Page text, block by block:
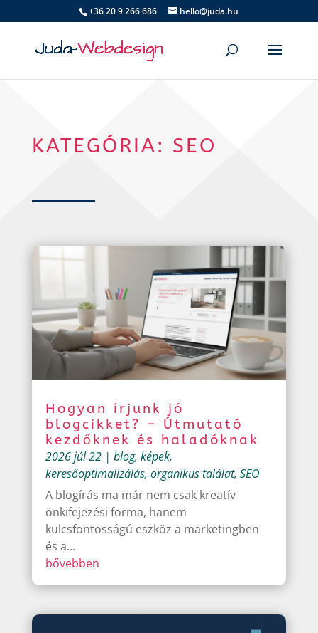
+36 20 9 266 686 hello@juda.hu
KATEGÓRIA: SEO
Hogyan írjunk jó
blogcikket? – Útmutató
kezdőknek és haladóknak
2026 júl 22| blog, képek,
keresőoptimalizálás, organikus találat, SEO
A blogírás ma már nem csak kreatív
önkifejezési forma, hanem
kulcsfontosságú eszköz a marketingben
és a...
bővebben